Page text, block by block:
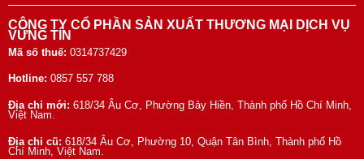
CÔNG TY CỔ PHẦN SẢN XUẤT THƯƠNG MẠI DỊCH VỤ
VỮNG TÍN
Mã số thuế: 0314737429
Hotline: 0857 557 788
Địa chỉ mới: 618/34 Âu Cơ, Phường Bảy Hiền, Thành phố Hồ Chí Minh,
Việt Nam.
Địa chỉ cũ: 618/34 Âu Cơ, Phường 10, Quận Tân Bình, Thành phố Hồ
Chí Minh, Việt Nam.